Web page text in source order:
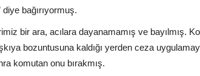
diye bağırıyormuş.
bir ara, acılara dayanamamış ve bayılmış.
bozuntusuna kaldığı yerden ceza
komutan onu bırakmış.